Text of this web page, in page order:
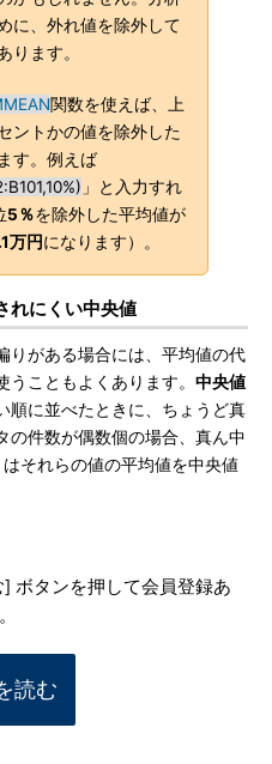
に、外れ値を除外して
ります。
関数を使えば、上
ントかの値を除外した
す。例えば
」と入力すれ
5％を除外した平均値が
万円になります）。
れにくい中央値
がある場合には、平均値の代
こともよくあります。 中央値
順に並べたときに、ちょうど真
の件数が偶数個の場合、真ん中
それらの値の平均値を中央値
ボタンを押して会員登録あ
読む